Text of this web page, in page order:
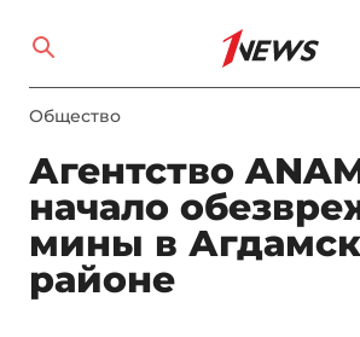
Общество
Агентство
начало
мины в
районе